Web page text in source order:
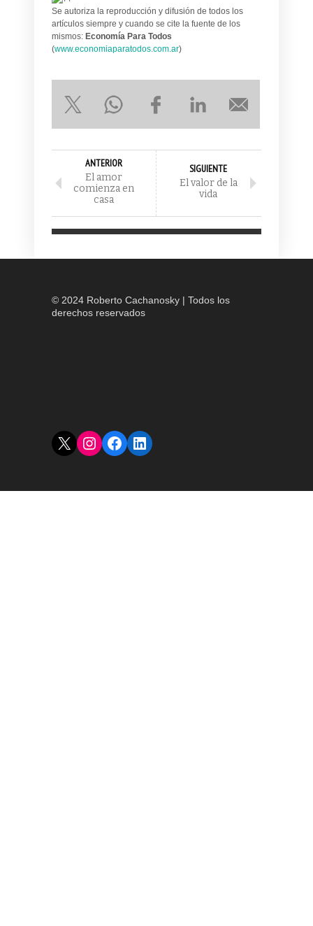
Se autoriza la reproducción y difusión de todos los
artículos siempre y cuando se cite la fuente de los
mismos: Economía Para Todos
(www.economiaparatodos.com.ar)
ANTERIOR
El amor
comienza en
casa
SIGUIENTE
El valor de la
vida
© 2024 Roberto Cachanosky | Todos los
derechos reservados
X Instagram
Facebook
LinkedIn